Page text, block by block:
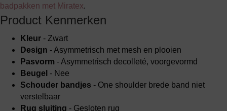
badpakken met Miratex.
Product Kenmerken
Kleur - Zwart
Design - Asymmetrisch met mesh en plooien
Pasvorm - Asymmetrisch decolleté, voorgevormd
Beugel - Nee
Schouder bandjes - One shoulder brede band niet
verstelbaar
Rug sluiting - Gesloten rug